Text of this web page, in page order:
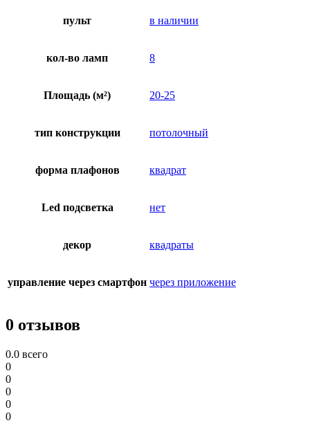
пульт в наличии
кол-во ламп 8
Площадь (м²) 20-25
тип конструкции потолочный
форма плафонов квадрат
Led подсветка нет
декор квадраты
управление через смартфон через приложение
0 отзывов
0.0 всего
0
0
0
0
0